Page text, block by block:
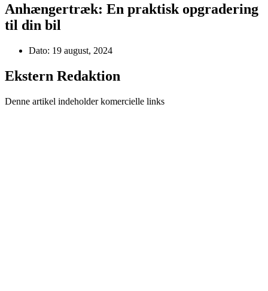
Anhængertræk: En praktisk opgradering
til din bil
Dato: 19 august, 2024
Ekstern Redaktion
Denne artikel indeholder komercielle links